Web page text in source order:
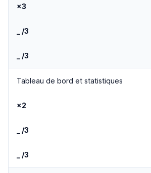
×3
_ /3
_ /3
Tableau de bord et statistiques
×2
_ /3
_ /3